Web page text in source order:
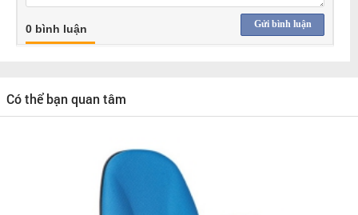
Gửi bình luận
0 bình luận
Có thể bạn quan tâm